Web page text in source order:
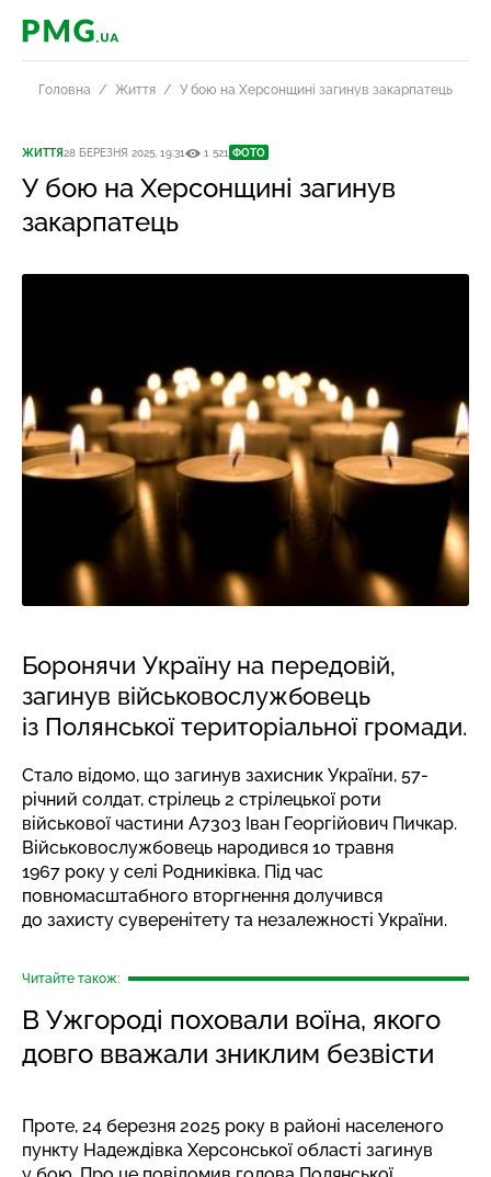
PMG.ua
Головна Життя У бою на Херсонщині загинув закарпатець
ЖИТТЯ28 БЕРЕЗНЯ 2025, 19:31 1 521 ФОТО
У бою на Херсонщині загинув
закарпатець
Боронячи Україну на передовій,
загинув військовослужбовець
із Полянської територіальної громади.
Стало відомо, що загинув захисник України, 57-
річний солдат, стрілець 2 стрілецької роти
військової частини А7303 Іван Георгійович Пичкар.
Військовослужбовець народився 10 травня
1967 року у селі Родниківка. Під час
повномасштабного вторгнення долучився
до захисту суверенітету та незалежності України.
Читайте також:
В Ужгороді поховали воїна, якого
довго вважали зниклим безвісти
Проте, 24 березня 2025 року в районі населеного
пункту Надеждівка Херсонської області загинув